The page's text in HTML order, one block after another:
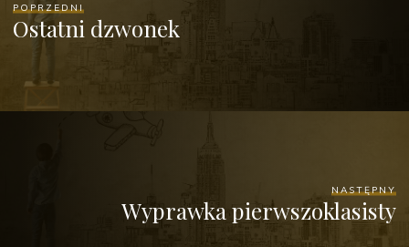
POPRZEDNI
Ostatni dzwonek
NASTĘPNY
Wyprawka pierwszoklasisty